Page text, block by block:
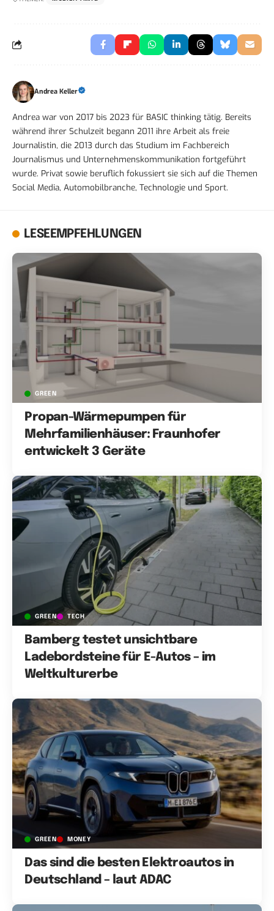
Andrea Keller
Andrea war von 2017 bis 2023 für BASIC thinking tätig. Bereits
während ihrer Schulzeit begann 2011 ihre Arbeit als freie
Journalistin, die 2013 durch das Studium im Fachbereich
Journalismus und Unternehmenskommunikation fortgeführt
wurde. Privat sowie beruflich fokussiert sie sich auf die Themen
Social Media, Automobilbranche, Technologie und Sport.
LESEEMPFEHLUNGEN
GREEN
Propan-Wärmepumpen für
Mehrfamilienhäuser: Fraunhofer
entwickelt 3 Geräte
GREEN TECH
Bamberg testet unsichtbare
Ladebordsteine für E-Autos – im
Weltkulturerbe
GREEN MONEY
Das sind die besten Elektroautos in
Deutschland – laut ADAC